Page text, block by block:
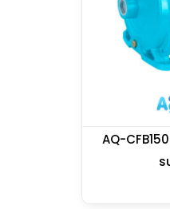
AQ-